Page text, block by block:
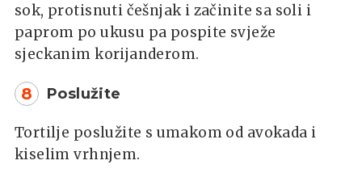
sok, protisnuti češnjak i začinite sa soli i
paprom po ukusu pa pospite svježe
sjeckanim korijanderom.
8 Poslužite
Tortilje poslužite s umakom od avokada i
kiselim vrhnjem.